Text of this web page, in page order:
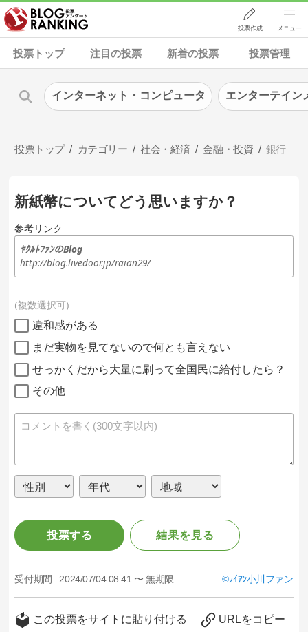
投票作成 メニュー
投票トップ 注目の投票 新着の投票 投票管理
投票トップ カテゴリー 社会・経済 金融・投資 銀行
新紙幣についてどう思いますか？
参考リンク
ﾔｸﾙﾄﾌｧﾝのBlog
http://blog.livedoor.jp/raian29/
複数選択可
違和感がある
まだ実物を見てないので何とも言えない
せっかくだから大量に刷って全国民に給付したら？
その他
投票する 結果を見る
受付期間 : 2024/07/04 08:41 〜 無期限 ﾗｲｱﾝ小川ファン
この投票をサイトに貼り付ける URLをコピー
インターネット・コンピュータ エンターテイン